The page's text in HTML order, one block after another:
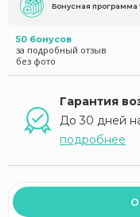
Бонусная программа
50 бонусов
за подробный отзыв
без фото
Гарантия
До 30 дней
подробнее